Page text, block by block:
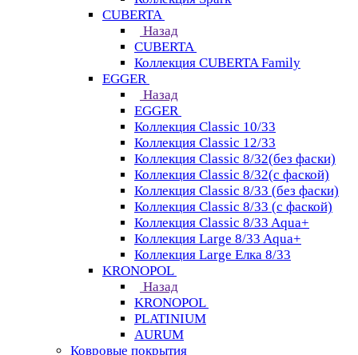
CUBERTA
Назад
CUBERTA
Коллекция CUBERTA Family
EGGER
Назад
EGGER
Коллекция Classic 10/33
Коллекция Classic 12/33
Коллекция Classic 8/32(без фаски)
Коллекция Classic 8/32(с фаской)
Коллекция Classic 8/33 (без фаски)
Коллекция Classic 8/33 (с фаской)
Коллекция Classic 8/33 Aqua+
Коллекция Large 8/33 Aqua+
Коллекция Large Елка 8/33
KRONOPOL
Назад
KRONOPOL
PLATINIUM
AURUM
Ковровые покрытия